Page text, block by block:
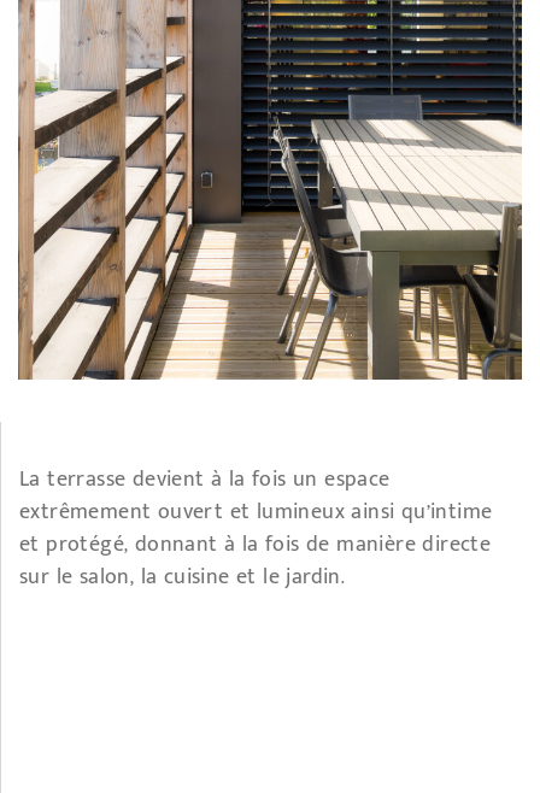
La terrasse devient à la fois un espace
extrêmement ouvert et lumineux ainsi qu’intime
et protégé, donnant à la fois de manière directe
sur le salon, la cuisine et le jardin.